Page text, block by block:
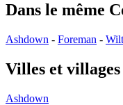
Dans le même
Ashdown - Foreman -
Villes et
Ashdown